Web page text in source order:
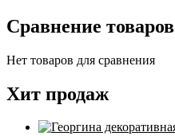
Сравнение товаров
Нет товаров для сравнения
Хит продаж